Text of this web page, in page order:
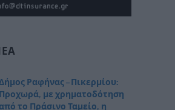
Ραφήνας – Πικερμίου:
Προχωρά, με χρηματοδότηση
από το Πράσινο Ταμείο, η